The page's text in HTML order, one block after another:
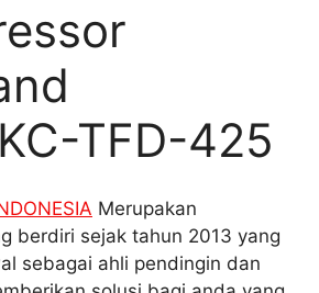
TFD-425
Merupakan
berdiri sejak tahun 2013 yang
sebagai ahli pendingin dan